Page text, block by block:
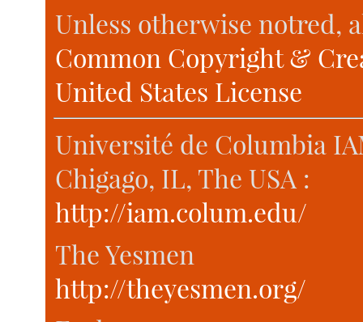
Unless otherwise notred,
Common Copyright &
United States License
Université de Columbia
Chigago, IL, The USA :
http://iam.colum.edu/
The Yesmen
http://theyesmen.org/